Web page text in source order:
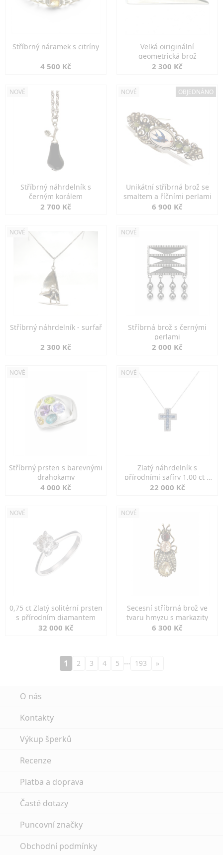
Stříbrný náramek s citríny
4 500 Kč
Velká oiriginální
geometrická brož
2 300 Kč
NOVÉ
Stříbrný náhrdelník s
černým korálem
2 700 Kč
NOVÉ OBJEDNÁNO
Unikátní stříbrná brož se
smaltem a říčními perlami
6 900 Kč
NOVÉ
Stříbrný náhrdelník - surfař
2 300 Kč
NOVÉ
Stříbrná brož s černými
perlami
2 000 Kč
NOVÉ
Stříbrný prsten s barevnými
drahokamy
4 000 Kč
NOVÉ
Zlatý náhrdelník s
přírodními safíry 1,00 ct a
diamanty
22 000 Kč
NOVÉ
0,75 ct Zlatý solitérní prsten
s přírodním diamantem
32 000 Kč
NOVÉ
Secesní stříbrná brož ve
tvaru hmyzu s markazity
6 300 Kč
1 2 3 4 5 … 193 »
O nás
Kontakty
Výkup šperků
Recenze
Platba a doprava
Časté dotazy
Puncovní značky
Obchodní podmínky